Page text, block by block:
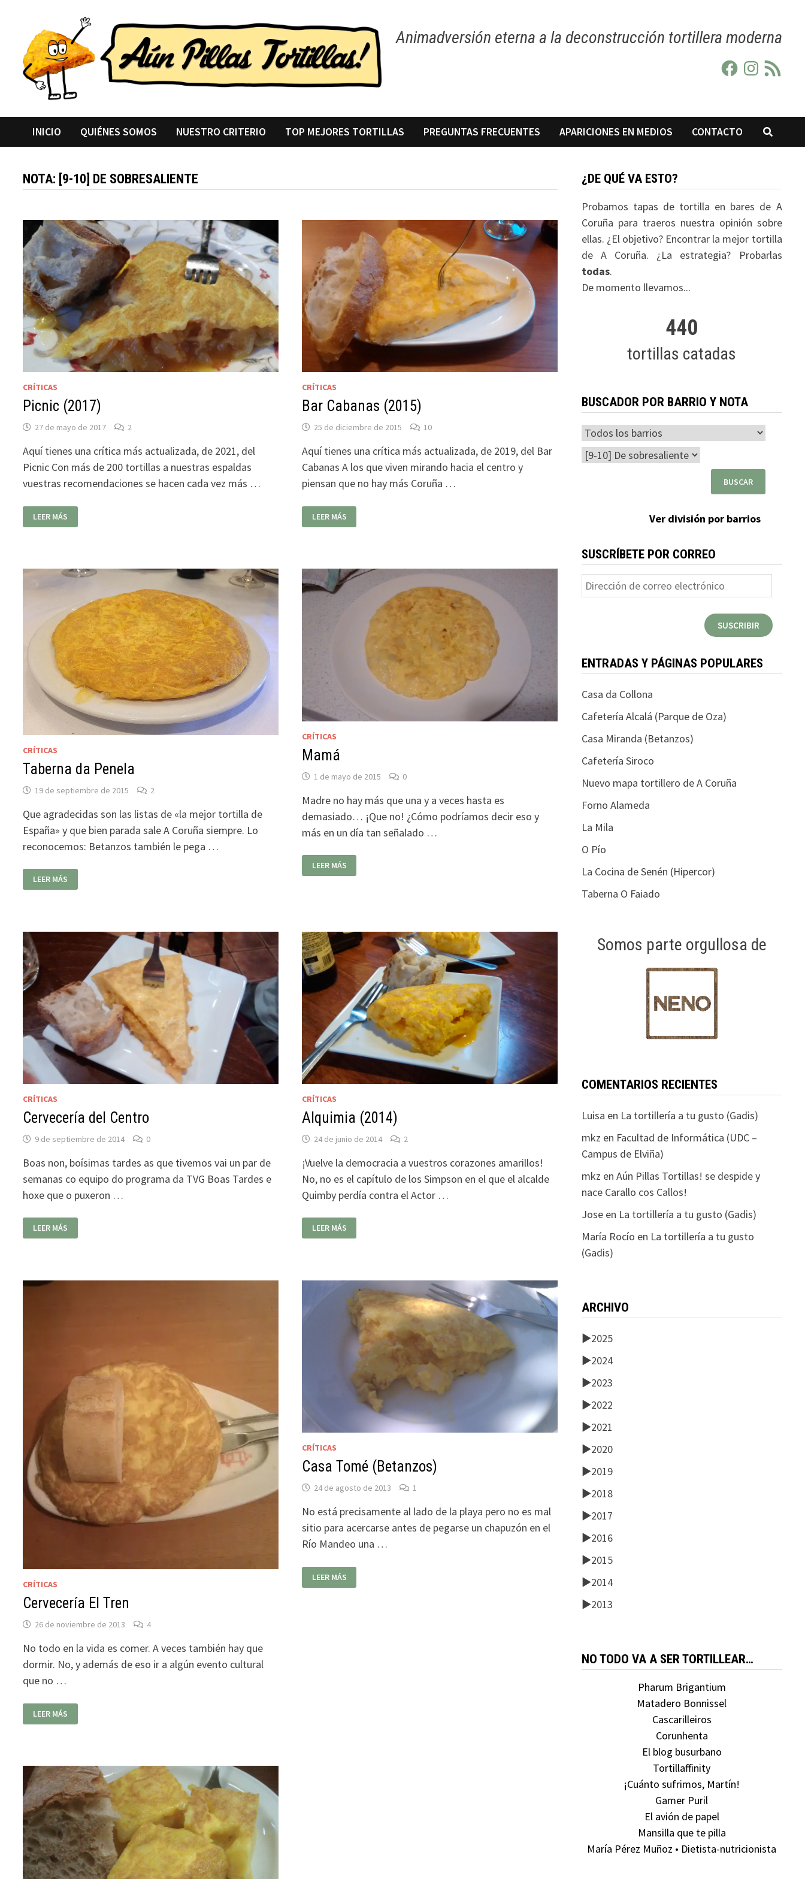
contenido
Animadversión eterna a la deconstrucción tortillera moderna
FacebookInstagram
Feed
RSS
INICIO QUIÉNES SOMOS NUESTRO CRITERIO TOP MEJORES TORTILLAS PREGUNTAS FRECUENTES APARICIONES EN MEDIOS CONTACTO
NOTA: [9-10] DE SOBRESALIENTE
CRÍTICAS
Picnic (2017)
27 de mayo de 2017 2
Aquí tienes una crítica más actualizada, de 2021, del
Picnic Con más de 200 tortillas a nuestras espaldas
vuestras recomendaciones se hacen cada vez más …
(2017)
LEER MÁS
CRÍTICAS
Bar Cabanas (2015)
25 de diciembre de 2015 10
Aquí tienes una crítica más actualizada, de 2019, del Bar
Cabanas A los que viven mirando hacia el centro y
piensan que no hay más Coruña …
CABANAS
(2015)
LEER MÁS
CRÍTICAS
Taberna da Penela
19 de septiembre de 2015 2
Que agradecidas son las listas de «la mejor tortilla de
España» y que bien parada sale A Coruña siempre. Lo
reconocemos: Betanzos también le pega …
TABERNA
DA
PENELA
LEER MÁS
CRÍTICAS
Mamá
1 de mayo de 2015 0
Madre no hay más que una y a veces hasta es
demasiado… ¡Que no! ¿Cómo podríamos decir eso y
más en un día tan señalado …
LEER MÁS
CRÍTICAS
Cervecería del Centro
9 de septiembre de 2014 0
Boas non, boísimas tardes as que tivemos vai un par de
semanas co equipo do programa da TVG Boas Tardes e
hoxe que o puxeron …
CERVECERÍA
DEL
CENTRO
LEER MÁS
CRÍTICAS
Alquimia (2014)
24 de junio de 2014 2
¡Vuelve la democracia a vuestros corazones amarillos!
No, no es el capítulo de los Simpson en el que el alcalde
Quimby perdía contra el Actor …
ALQUIMIA
(2014)
LEER MÁS
CRÍTICAS
Cervecería El Tren
26 de noviembre de 2013 4
No todo en la vida es comer. A veces también hay que
dormir. No, y además de eso ir a algún evento cultural
que no …
CERVECERÍA
EL
TREN
LEER MÁS
CRÍTICAS
Casa Tomé (Betanzos)
24 de agosto de 2013 1
No está precisamente al lado de la playa pero no es mal
sitio para acercarse antes de pegarse un chapuzón en el
Río Mandeo una …
TOMÉ
(BETANZOS)
LEER MÁS
¿DE QUÉ VA ESTO?
Probamos tapas de tortilla en bares de A
Coruña para traeros nuestra opinión sobre
ellas. ¿El objetivo? Encontrar la mejor tortilla
de A Coruña. ¿La estrategia? Probarlas
todas.
De momento llevamos...
440
tortillas catadas
BUSCADOR POR BARRIO Y NOTA
Ver división por barrios
SUSCRÍBETE POR CORREO
Dirección
de
SUSCRIBIR
ENTRADAS Y PÁGINAS POPULARES
Casa da Collona
Cafetería Alcalá (Parque de Oza)
Casa Miranda (Betanzos)
Cafetería Siroco
Nuevo mapa tortillero de A Coruña
Forno Alameda
La Mila
O Pío
La Cocina de Senén (Hipercor)
Taberna O Faiado
Somos parte orgullosa de
COMENTARIOS RECIENTES
Luisa en La tortillería a tu gusto (Gadis)
mkz en Facultad de Informática (UDC –
Campus de Elviña)
mkz en Aún Pillas Tortillas! se despide y
nace Carallo cos Callos!
Joseen La tortillería a tu gusto (Gadis)
María Rocío en La tortillería a tu gusto
(Gadis)
ARCHIVO
►2025
►2024
►2023
►2022
►2021
►2020
►2019
►2018
►2017
►2016
►2015
►2014
►2013
NO TODO VA A SER TORTILLEAR…
Pharum Brigantium
Matadero Bonnissel
Cascarilleiros
Corunhenta
El blog busurbano
Tortillaffinity
¡Cuánto sufrimos, Martín!
Gamer Puril
El avión de papel
Mansilla que te pilla
María Pérez Muñoz • Dietista-nutricionista